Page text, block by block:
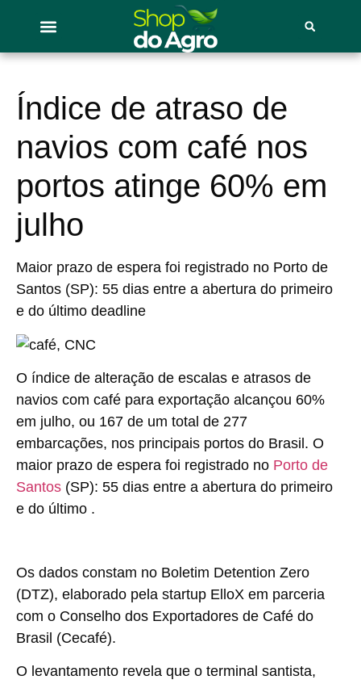
Índice de atraso de
navios com café nos
portos atinge 60% em
julho
Maior prazo de espera foi registrado no Porto de
Santos (SP): 55 dias entre a abertura do primeiro
e do último deadline
O índice de alteração de escalas e atrasos de
navios com café para exportação alcançou 60%
em julho, ou 167 de um total de 277
embarcações, nos principais portos do Brasil. O
maior prazo de espera foi registrado no Porto de
Santos (SP): 55 dias entre a abertura do primeiro
e do último .
Os dados constam no Boletim Detention Zero
(DTZ), elaborado pela startup ElloX em parceria
com o Conselho dos Exportadores de Café do
Brasil (Cecafé).
O levantamento revela que o terminal santista,